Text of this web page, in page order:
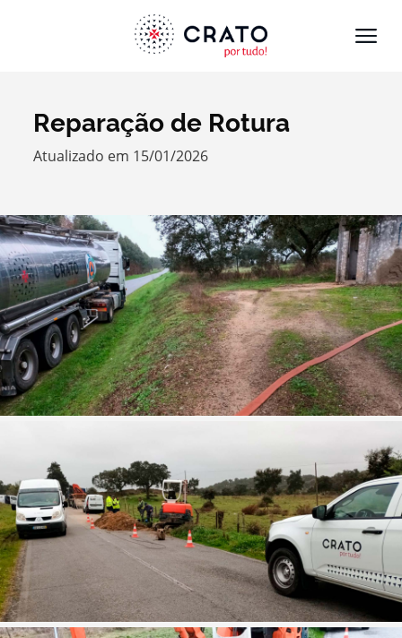
Termo de Pesquisa
Categorias gerais
Filtros
Reparação de Rotura
Atualizado em 15/01/2026